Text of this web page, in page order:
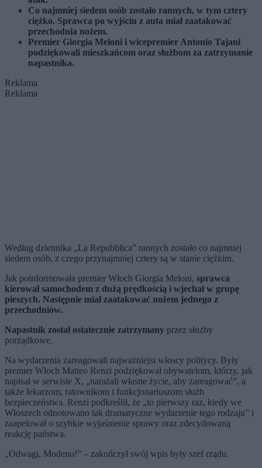
Co najmniej siedem osób zostało rannych, w tym cztery
ciężko. Sprawca po wyjściu z auta miał zaatakować
przechodnia nożem.
Premier Giorgia Meloni i wicepremier Antonio Tajani
podziękowali mieszkańcom oraz służbom za zatrzymanie
napastnika.
Reklama
Reklama
Według dziennika „La Repubblica” rannych zostało co najmniej
siedem osób, z czego przynajmniej cztery są w stanie ciężkim.
Jak poinformowała premier Włoch Giorgia Meloni, sprawca
kierował samochodem z dużą prędkością i wjechał w grupę
pieszych. Następnie miał zaatakować nożem jednego z
przechodniów.
Napastnik został ostatecznie zatrzymany przez służby
porządkowe.
Na wydarzenia zareagowali najważniejsi włoscy politycy. Były
premier Włoch Matteo Renzi podziękował obywatelom, którzy, jak
napisał w serwisie X, „narażali własne życie, aby zareagować”, a
także lekarzom, ratownikom i funkcjonariuszom służb
bezpieczeństwa. Renzi podkreślił, że „to pierwszy raz, kiedy we
Włoszech odnotowano tak dramatyczne wydarzenie tego rodzaju” i
zaapelował o szybkie wyjaśnienie sprawy oraz zdecydowaną
reakcję państwa.
„Odwagi, Modeno!” – zakończył swój wpis były szef rządu.